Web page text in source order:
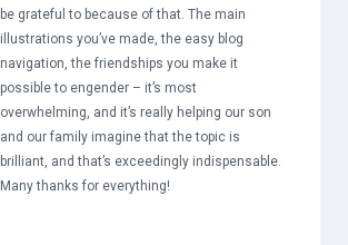
be grateful to because of that. The main
illustrations you’ve made, the easy blog
navigation, the friendships you make it
possible to engender – it’s most
overwhelming, and it’s really helping our son
and our family imagine that the topic is
brilliant, and that’s exceedingly indispensable.
Many thanks for everything!